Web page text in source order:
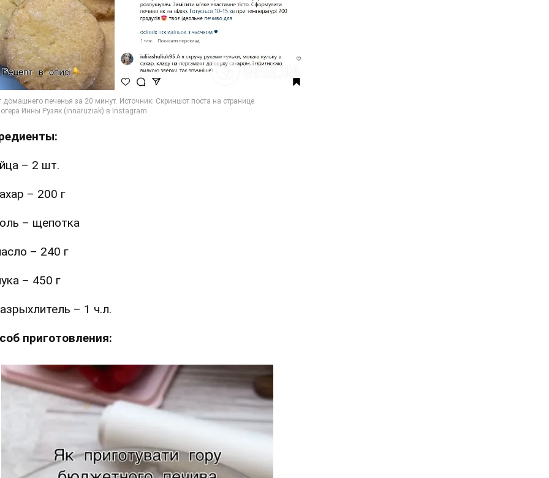
– 2 шт.
– 200 г
– щепотка
– 240 г
– 450 г
– 1 ч.л.
приготовления: